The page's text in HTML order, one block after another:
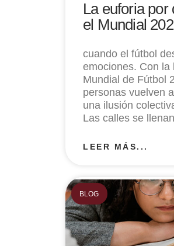
La euforia por
el Mundial
cuando el fútbol
emociones. Con la
Mundial de Fútbol
personas vuelven
una ilusión
Las calles se llenan
LEER MÁS...
BLOG